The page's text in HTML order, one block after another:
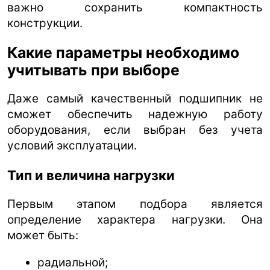
важно сохранить компактность
конструкции.
Какие параметры необходимо
учитывать при выборе
Даже самый качественный подшипник не
сможет обеспечить надежную работу
оборудования, если выбран без учета
условий эксплуатации.
Тип и величина нагрузки
Первым этапом подбора является
определение характера нагрузки. Она
может быть:
радиальной;